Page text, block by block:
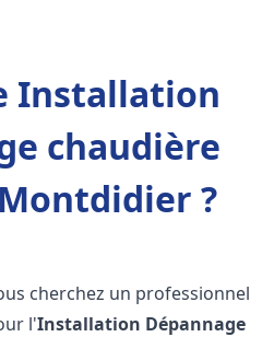
Installation
chaudière
?
cherchez un professionnel
l'Installation Dépannage